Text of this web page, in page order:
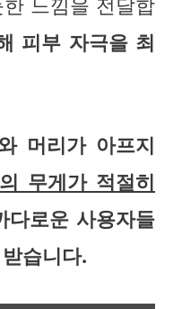
피부 자극을 최
머리가 아프지
무게가 적절히
로운 사용자들
습니다.